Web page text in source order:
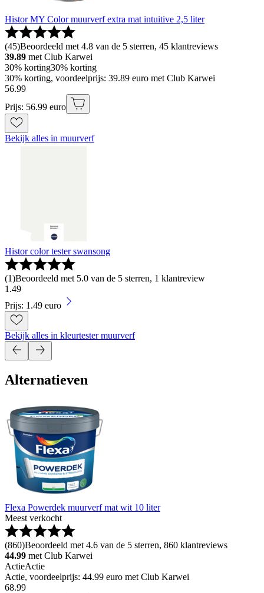
Histor MY Color muurverf extra mat intuitive 2,5 liter
(45)Beoordeeld met 4.8 van de 5 sterren, 45 klantreviews
39.89 met Club Karwei
30% korting30% korting
30% korting, voordeelprijs: 39.89 euro met Club Karwei
56.99
Prijs: 56.99 euro
Bekijk alles in muurverf
Histor color tester swansong
(1)Beoordeeld met 5.0 van de 5 sterren, 1 klantreview
1 .49
Prijs: 1.49 euro
Bekijk alles in kleurtester muurverf
Alternatieven
Flexa Powerdek muurverf mat wit 10 liter
Meest verkocht
(860)Beoordeeld met 4.6 van de 5 sterren, 860 klantreviews
44.99 met Club Karwei
ActieActie
Actie, voordeelprijs: 44.99 euro met Club Karwei
68.99